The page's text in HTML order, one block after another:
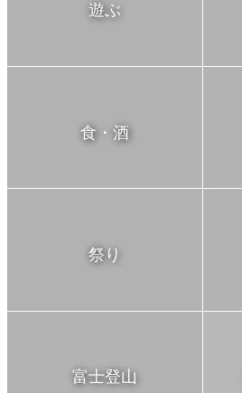
遊ぶ
食・酒
祭り
富士登山